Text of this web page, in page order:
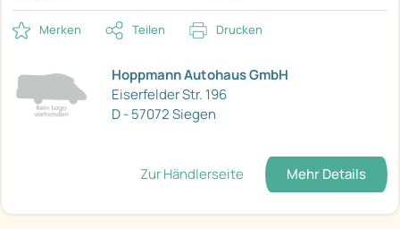
Merken Teilen Drucken
Hoppmann Autohaus GmbH
Eiserfelder Str. 196
D - 57072 Siegen
Zur Händlerseite Mehr Details